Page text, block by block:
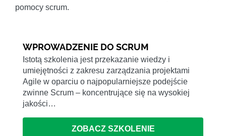
pomocy scrum.
WPROWADZENIE DO SCRUM
Istotą szkolenia jest przekazanie wiedzy i
umiejętności z zakresu zarządzania projektami
Agile w oparciu o najpopularniejsze podejście
zwinne Scrum – koncentrujące się na wysokiej
jakości…
ZOBACZ SZKOLENIE